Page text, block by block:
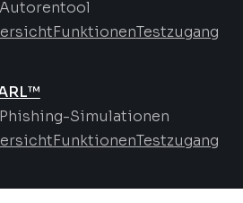
FunktionenTestzugang
Simulationen
FunktionenTestzugang